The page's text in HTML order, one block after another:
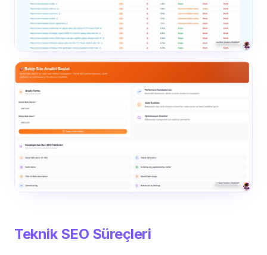
Teknik SEO Süreçleri